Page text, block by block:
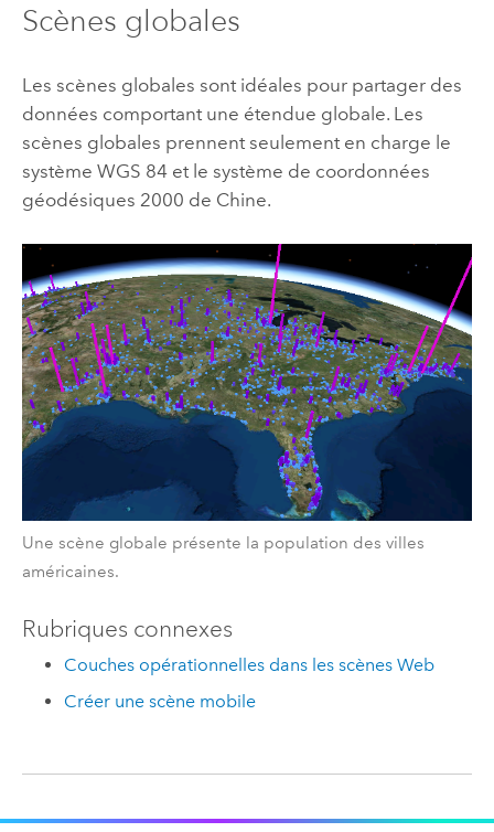
Scènes globales
Les scènes globales sont idéales pour partager des
données comportant une étendue globale. Les
scènes globales prennent seulement en charge le
système WGS 84 et le système de coordonnées
géodésiques 2000 de Chine.
Une scène globale présente la population des villes
américaines.
Rubriques connexes
Couches opérationnelles dans les scènes Web
Créer une scène mobile